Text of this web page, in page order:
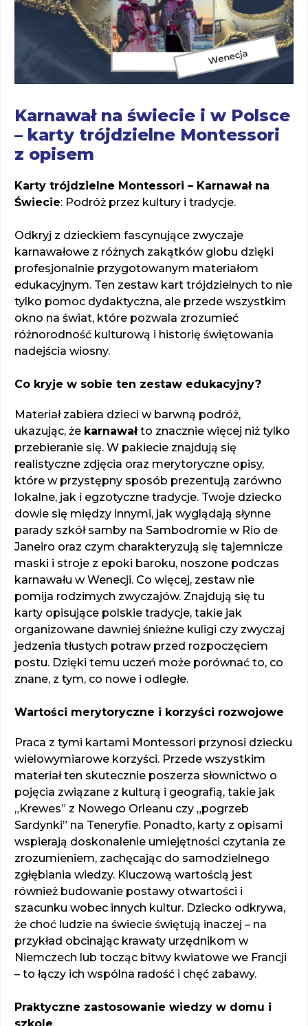
Karnawał na świecie i w Polsce
– karty trójdzielne Montessori
z opisem
Karty trójdzielne Montessori – Karnawał na
Świecie: Podróż przez kultury i tradycje.
Odkryj z dzieckiem fascynujące zwyczaje
karnawałowe z różnych zakątków globu dzięki
profesjonalnie przygotowanym materiałom
edukacyjnym. Ten zestaw kart trójdzielnych to nie
tylko pomoc dydaktyczna, ale przede wszystkim
okno na świat, które pozwala zrozumieć
różnorodność kulturową i historię świętowania
nadejścia wiosny.
Co kryje w sobie ten zestaw edukacyjny?
Materiał zabiera dzieci w barwną podróż,
ukazując, że karnawałto znacznie więcej niż tylko
przebieranie się. W pakiecie znajdują się
realistyczne zdjęcia oraz merytoryczne opisy,
które w przystępny sposób prezentują zarówno
lokalne, jak i egzotyczne tradycje. Twoje dziecko
dowie się między innymi, jak wyglądają słynne
parady szkół samby na Sambodromie w Rio de
Janeiro oraz czym charakteryzują się tajemnicze
maski i stroje z epoki baroku, noszone podczas
karnawału w Wenecji. Co więcej, zestaw nie
pomija rodzimych zwyczajów. Znajdują się tu
karty opisujące polskie tradycje, takie jak
organizowane dawniej śnieżne kuligi czy zwyczaj
jedzenia tłustych potraw przed rozpoczęciem
postu. Dzięki temu uczeń może porównać to, co
znane, z tym, co nowe i odległe.
Wartości merytoryczne i korzyści rozwojowe
Praca z tymi kartami Montessori przynosi dziecku
wielowymiarowe korzyści. Przede wszystkim
materiał ten skutecznie poszerza słownictwo o
pojęcia związane z kulturą i geografią, takie jak
„Krewes” z Nowego Orleanu czy „pogrzeb
Sardynki” na Teneryfie. Ponadto, karty z opisami
wspierają doskonalenie umiejętności czytania ze
zrozumieniem, zachęcając do samodzielnego
zgłębiania wiedzy. Kluczową wartością jest
również budowanie postawy otwartości i
szacunku wobec innych kultur. Dziecko odkrywa,
że choć ludzie na świecie świętują inaczej – na
przykład obcinając krawaty urzędnikom w
Niemczech lub tocząc bitwy kwiatowe we Francji
– to łączy ich wspólna radość i chęć zabawy.
Praktyczne zastosowanie wiedzy w domu i